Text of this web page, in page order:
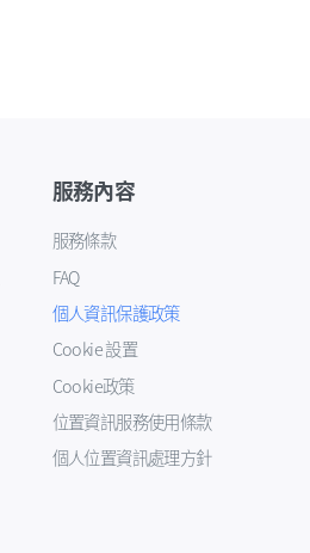
服務內容
服務條款
FAQ
個人資訊保護政策
Cookie 設置
Cookie政策
位置資訊服務使用條款
個人位置資訊處理方針